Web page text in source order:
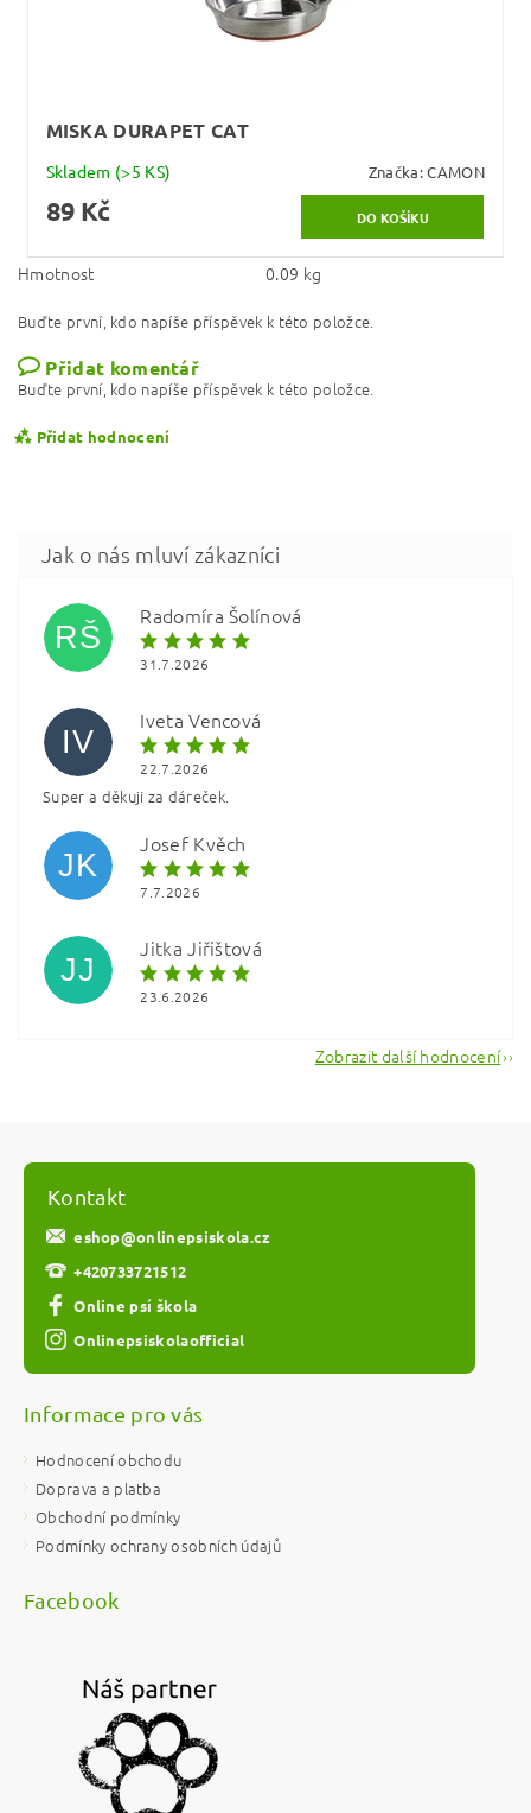
MISKA DURAPET CAT
Skladem (>5 KS) Značka:CAMON
89 Kč
Hmotnost 0.09 kg
Buďte první, kdo napíše příspěvek k této položce.
Přidat komentář
Buďte první, kdo napíše příspěvek k této položce.
Přidat hodnocení
Vložením hodnocení souhlasíte s
RŠ
Radomíra Šolínová
31.7.2026
IV
Iveta Vencová
22.7.2026
Super a děkuji za dáreček.
JK
Josef Kvěch
7.7.2026
JJ
Jitka Jiřištová
23.6.2026
Zobrazit další hodnocení
Kontakt
eshop@onlinepsiskola.cz
+420733721512
Online psí škola
Onlinepsiskolaofficial
Informace pro vás
Hodnocení obchodu
Doprava a platba
Obchodní podmínky
Podmínky ochrany osobních údajů
Facebook